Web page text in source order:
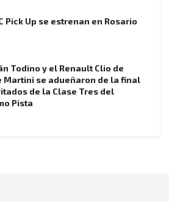
Pick Up se estrenan en Rosario
Todino y el Renault Clio de
Martini se adueñaron de la final
de la Clase Tres del
Pista